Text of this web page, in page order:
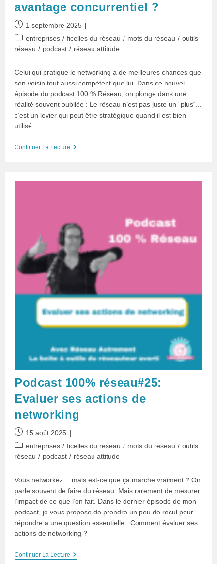
avantage concurrentiel ?
Publication
publiée :
1 septembre 2025
Post
category:
entreprises / ficelles du réseau / mots du réseau / outils
réseau / podcast / réseau attitude
Celui qui pratique le networking a de meilleures chances que
son voisin tout aussi compétent que lui. Dans ce nouvel
épisode du podcast 100 % Réseau, on plonge dans une
réalité souvent oubliée : Le réseau n’est pas juste un “plus”...
c’est un levier qui peut être stratégique quand il est bien
utilisé.
Continuer La LecturePodcast
Concurrentiel
?
Podcast 100% réseau#25:
Evaluer ses actions de
networking
Publication
publiée :
15 août 2025
Post
category:
entreprises / ficelles du réseau / mots du réseau / outils
réseau / podcast / réseau attitude
Vous networkez… mais est-ce que ça marche vraiment ? On
parle souvent de faire du réseau. Mais rarement de mesurer
l’impact de ce que l’on fait. Dans le dernier épisode de mon
podcast, je vous propose de prendre un peu de recul pour
répondre à une question essentielle : Comment évaluer ses
actions de networking ?
Continuer La LecturePodcast